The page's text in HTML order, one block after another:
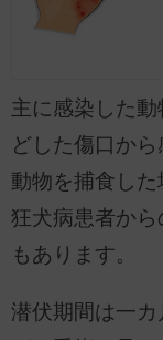
主に感染した
どした傷口か
動物を捕食し
狂犬病患者か
もあります。
潜伏期間は一